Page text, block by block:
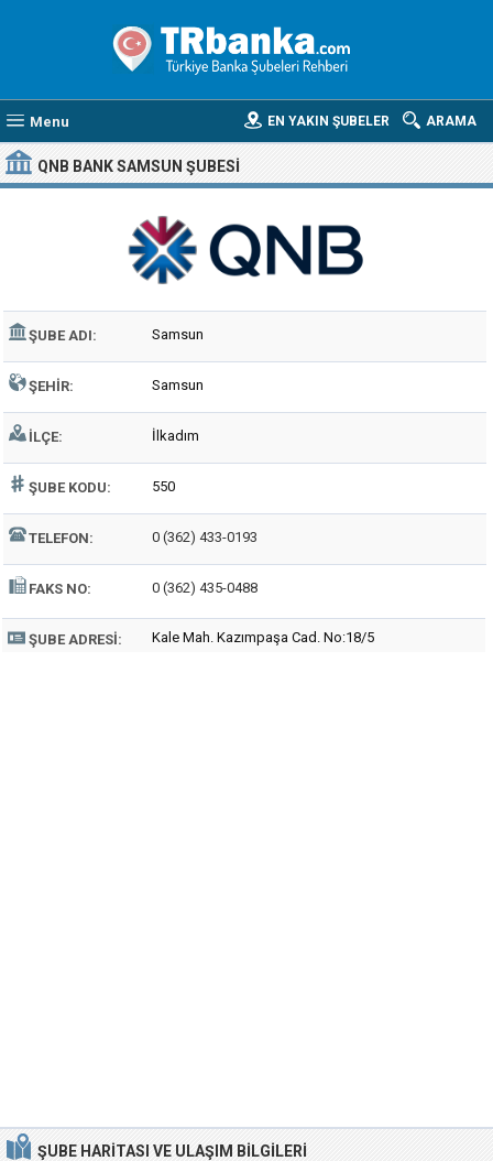
Menu ARAMA
EN YAKIN ŞUBELER
QNB BANK SAMSUN ŞUBESI
ŞUBE ADI: Samsun
ŞEHIR: Samsun
İLÇE: İlkadım
ŞUBE KODU: 550
TELEFON: 0 (362) 433-0193
FAKS NO: 0 (362) 435-0488
ŞUBE ADRESI: Kale Mah. Kazımpaşa Cad. No:18/5
ŞUBE HARITASI VE ULAŞIM BILGILERI